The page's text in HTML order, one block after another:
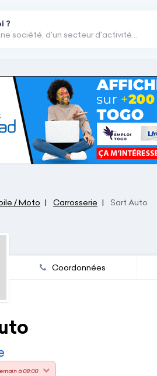
?
/ Moto Carrosserie Sart Auto
Coordonnées
à 08:00